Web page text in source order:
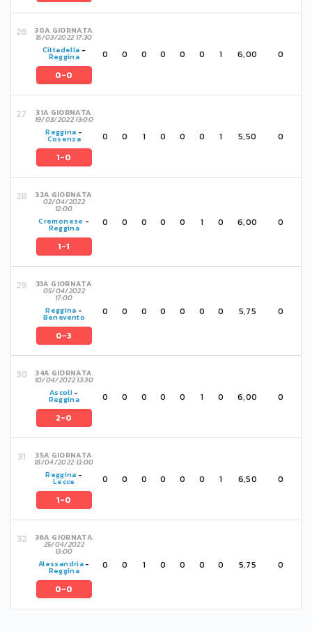
30A GIORNATA
15/03/2022 17:30
Cittadella -
Reggina
0-0
0 0 0 0 0 0 1 6,00 0
31A GIORNATA
19/03/2022 13:00
Reggina -
Cosenza
1-0
0 0 1 0 0 0 1 5,50 0
32A GIORNATA
02/04/2022
12:00
Cremonese -
Reggina
1-1
0 0 0 0 0 1 0 6,00 0
33A GIORNATA
05/04/2022
17:00
Reggina -
Benevento
0-3
0 0 0 0 0 0 0 5,75 0
34A GIORNATA
10/04/2022 13:30
Ascoli -
Reggina
2-0
0 0 0 0 0 1 0 6,00 0
35A GIORNATA
18/04/2022 13:00
Reggina -
Lecce
1-0
0 0 0 0 0 0 1 6,50 0
36A GIORNATA
25/04/2022
13:00
Alessandria-
Reggina
0-0
0 0 1 0 0 0 0 5,75 0